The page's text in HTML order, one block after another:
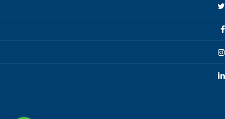
Twitter
Facebook
Instagram
Linkedin